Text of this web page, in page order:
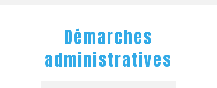
Démarches
administratives